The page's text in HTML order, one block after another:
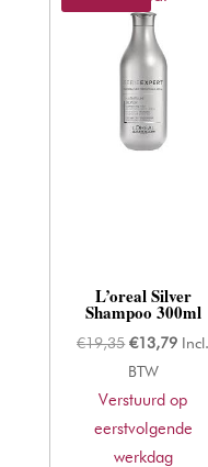
L’oreal Silver
Shampoo 300ml
€19,35
prijs
was:
€19,35.
€13,79
is:
Incl.
BTW
Verstuurd op
eerstvolgende
werkdag